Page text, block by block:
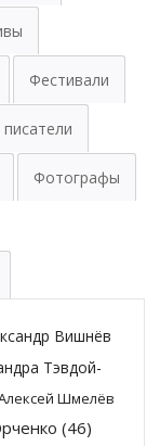
Фестивали
Фотографы
Вишнёв
Тэвдой-
Шмелёв
(46)